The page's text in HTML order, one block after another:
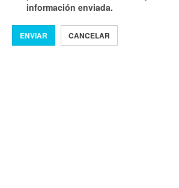
información enviada.
ENVIAR CANCELAR